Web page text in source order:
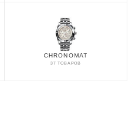
CHRONOMAT
37 ТОВАРОВ